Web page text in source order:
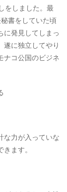
をしました。最
書をしていた頃
に発見してしまっ
遂に独立してやり
ナコ公国のビジネ
な力が入っていな
ます。